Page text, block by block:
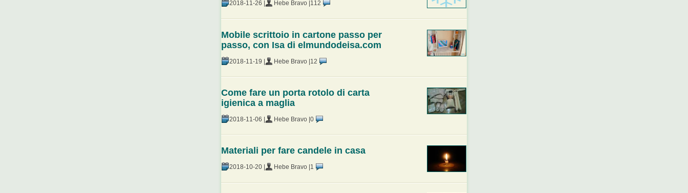
2018-11-26 | Hebe Bravo | 112
Mobile scrittoio in cartone passo per
passo, con Isa di elmundodeisa.com
2018-11-19 | Hebe Bravo | 12
Come fare un porta rotolo di carta
igienica a maglia
2018-11-06 | Hebe Bravo | 0
Materiali per fare candele in casa
2018-10-20 | Hebe Bravo | 1